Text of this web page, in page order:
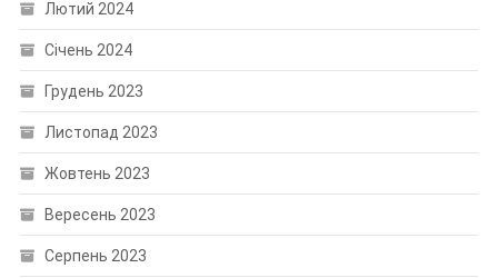
Лютий 2024
Січень 2024
Грудень 2023
Листопад 2023
Жовтень 2023
Вересень 2023
Серпень 2023